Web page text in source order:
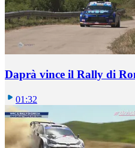
Daprà vince il Rally di
01:32